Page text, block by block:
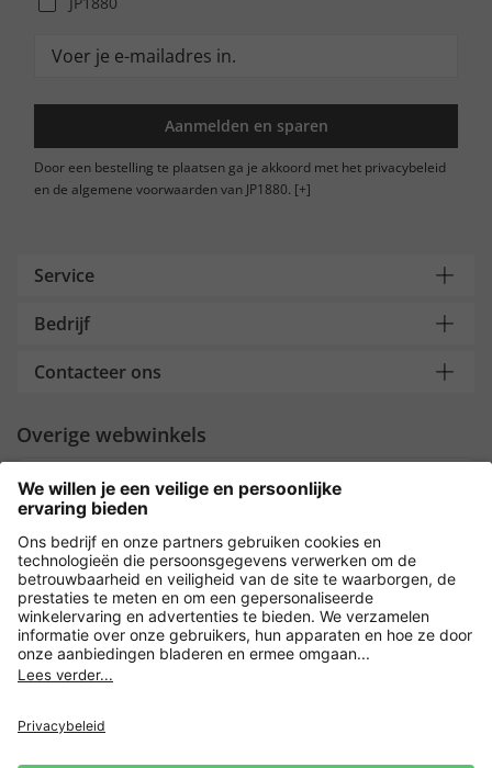
Aanmelden en sparen
Door een bestelling te plaatsen ga je akkoord met het privacybeleid
en de algemene voorwaarden van JP1880. [+]
Service
Bedrijf
Contacteer ons
Overige webwinkels
Nederland
Payment and Delivery
Versleuteling met